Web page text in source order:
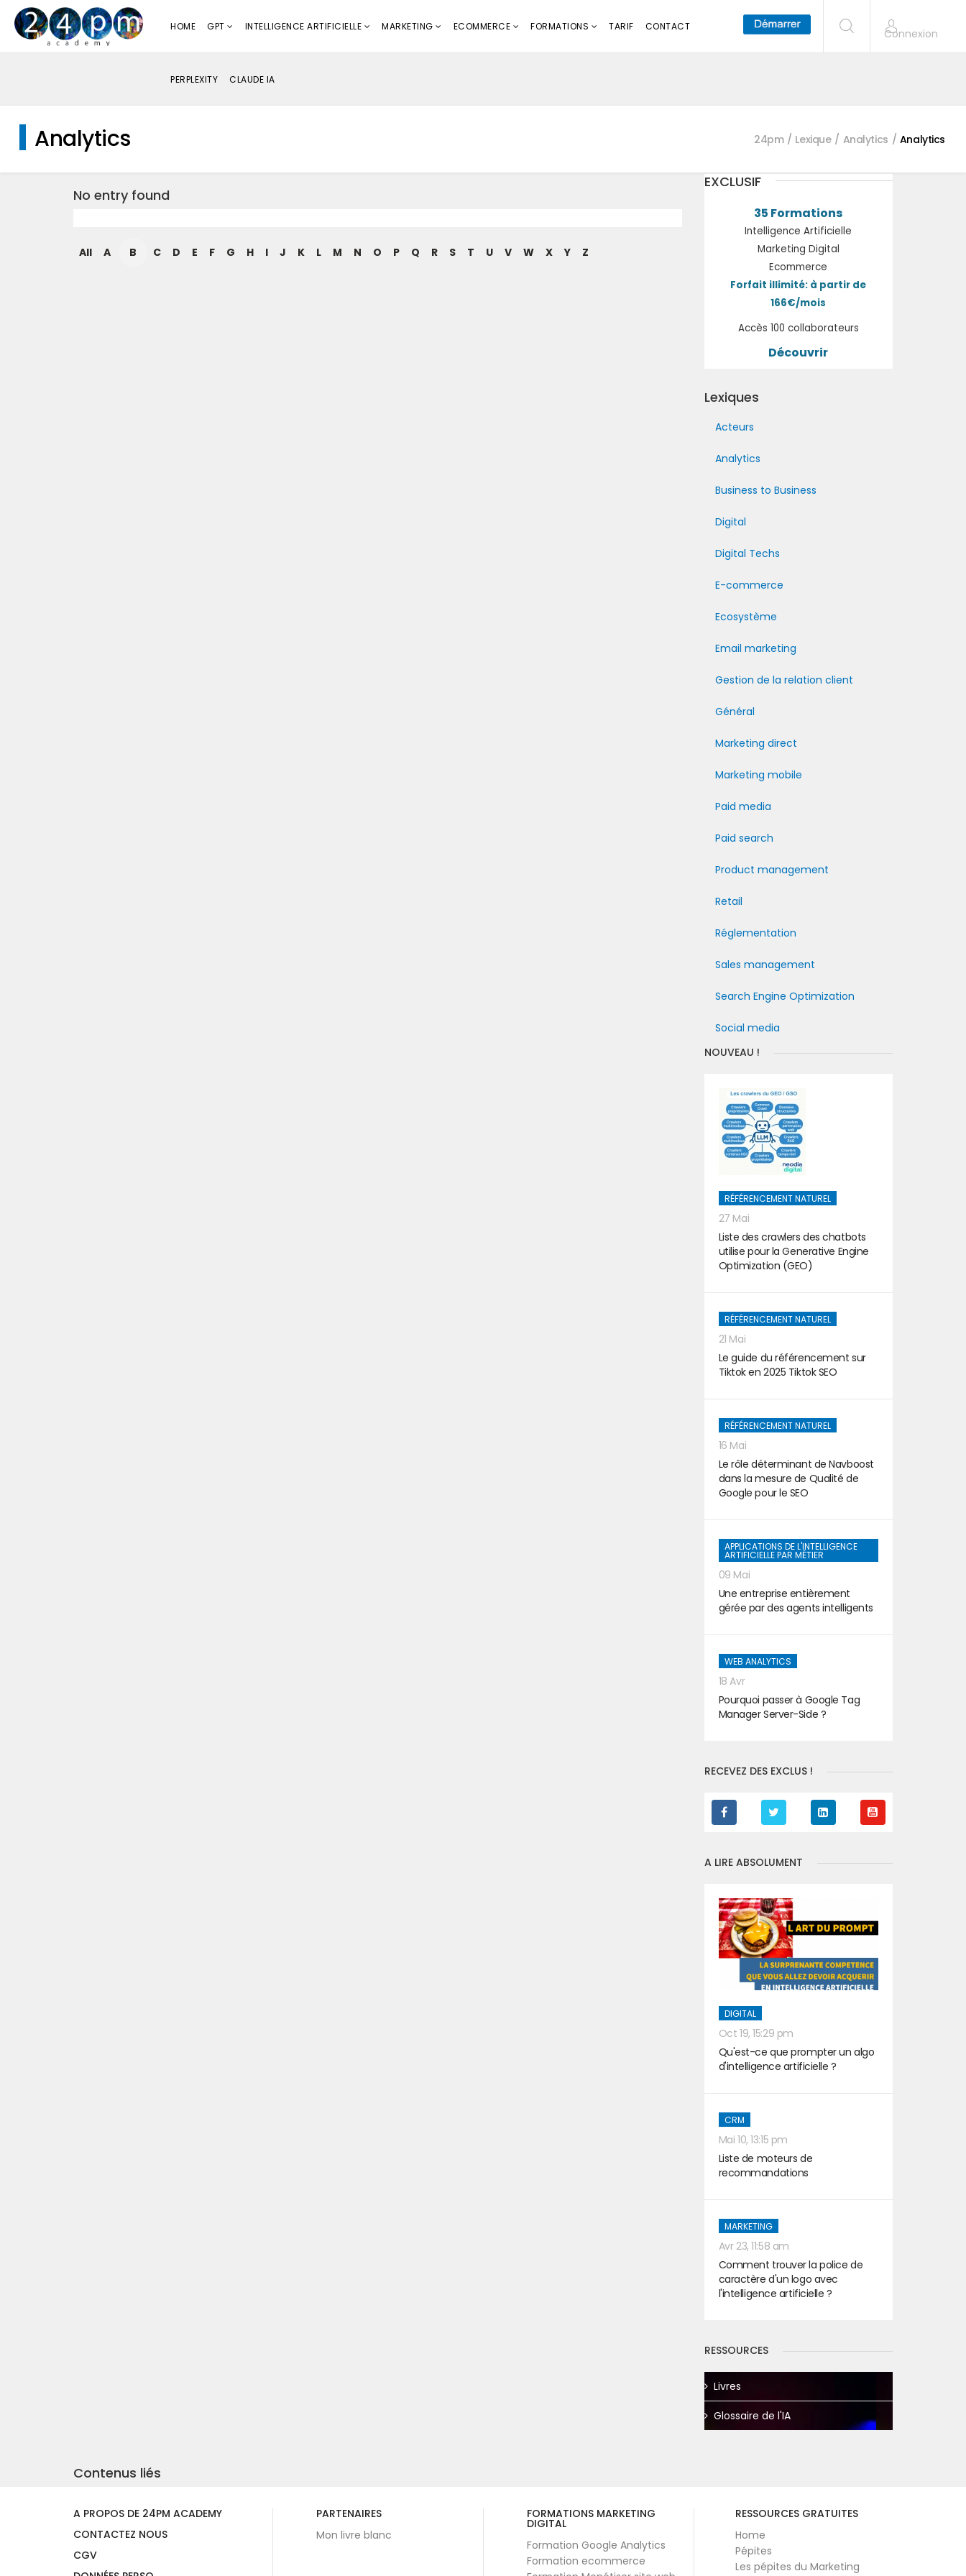
HOME GPT INTELLIGENCE ARTIFICIELLE MARKETING ECOMMERCE FORMATIONS TARIF CONTACT
PERPLEXITY CLAUDE IA
Connexion
Analytics 24pm Lexique Analytics Analytics
No entry found
All A B C D E F G H I J K L M N O P Q R S T U V W X Y Z
EXCLUSIF
35 Formations
Intelligence Artificielle
Marketing Digital
Ecommerce
Forfait illimité: à partir de
166€/mois
Accès 100 collaborateurs
Découvrir
Lexiques
Acteurs
Analytics
Business to Business
Digital
Digital Techs
E-commerce
Ecosystème
Email marketing
Gestion de la relation client
Général
Marketing direct
Marketing mobile
Paid media
Paid search
Product management
Retail
Réglementation
Sales management
Search Engine Optimization
Social media
NOUVEAU !
RÉFÉRENCEMENT NATUREL
27 Mai
Liste des crawlers des chatbots
utilise pour la Generative Engine
Optimization (GEO)
RÉFÉRENCEMENT NATUREL
21 Mai
Le guide du référencement sur
Tiktok en 2025 Tiktok SEO
RÉFÉRENCEMENT NATUREL
16 Mai
Le rôle déterminant de Navboost
dans la mesure de Qualité de
Google pour le SEO
APPLICATIONS DE L'INTELLIGENCE
ARTIFICIELLE PAR MÉTIER
09 Mai
Une entreprise entièrement
gérée par des agents intelligents
WEB ANALYTICS
18 Avr
Pourquoi passer à Google Tag
Manager Server-Side ?
RECEVEZ DES EXCLUS !
A LIRE ABSOLUMENT
DIGITAL
Oct 19, 15:29 pm
Qu'est-ce que prompter un algo
d'intelligence artificielle ?
CRM
Mai 10, 13:15 pm
Liste de moteurs de
recommandations
MARKETING
Avr 23, 11:58 am
Comment trouver la police de
caractère d'un logo avec
l'intelligence artificielle ?
RESSOURCES
Livres
Glossaire de l'IA
Contenus liés
A PROPOS DE 24PM ACADEMY
CONTACTEZ NOUS
CGV
PARTENAIRES
Mon livre blanc
FORMATIONS MARKETING
DIGITAL
Formation Google Analytics
Formation ecommerce
RESSOURCES GRATUITES
Home
Pépites
Les pépites du Marketing